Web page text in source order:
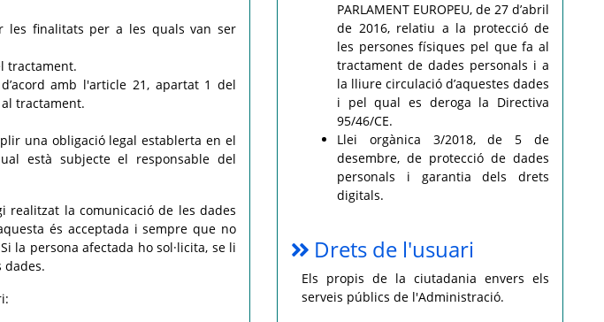
les finalitats per a les quals van ser
tractament.
amb l'article 21, apartat 1 del
tractament.
una obligació legal establerta en el
està subjecte el responsable del
realitzat la comunicació de les dades
és acceptada i sempre que no
la persona afectada ho sol·licita, se li
dades.
PARLAMENT EUROPEU, de 27 d’abril
de 2016, relatiu a la protecció de
les persones físiques pel que fa al
tractament de dades personals i a
la lliure circulació d’aquestes dades
i pel qual es deroga la Directiva
95/46/CE.
Llei orgànica 3/2018, de 5 de
desembre, de protecció de dades
personals i garantia dels drets
digitals.
Drets de l'usuari
Els propis de la ciutadania envers els
serveis públics de l'Administració.